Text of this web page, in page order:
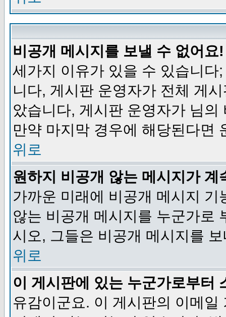
비공개 메시지를 보낼 수 없어요!
세가지 이유가 있을 수 있습니
니다, 게시판 운영자가 전체 게
았습니다, 게시판 운영자가 님
만약 마지막 경우에 해당된다면
위로
원하지 비공개 않는 메시지가 계
가까운 미래에 비공개 메시지
않는 비공개 메시지를 누군가로
시오, 그들은 비공개 메시지를
위로
이 게시판에 있는 누군가로부터
유감이군요. 이 게시판의 이메